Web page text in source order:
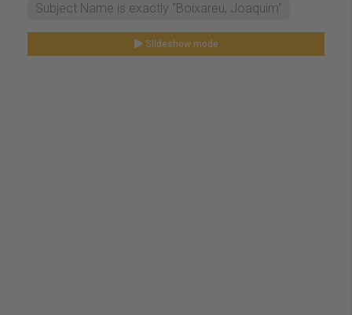
Subject Name is exactly "Boixareu, Joaquim"
Slideshow mode